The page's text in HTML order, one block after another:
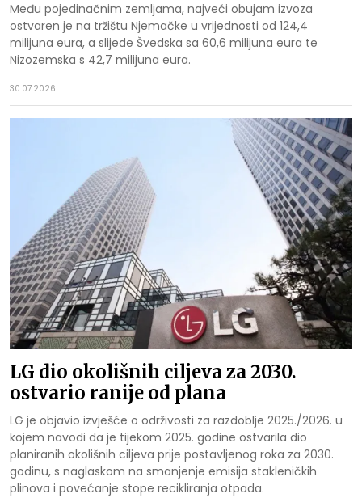
Među pojedinačnim zemljama, najveći obujam izvoza
ostvaren je na tržištu Njemačke u vrijednosti od 124,4
milijuna eura, a slijede Švedska sa 60,6 milijuna eura te
Nizozemska s 42,7 milijuna eura.
30.07.2026.
LG dio okolišnih ciljeva za 2030.
ostvario ranije od plana
LG je objavio izvješće o održivosti za razdoblje 2025./2026. u
kojem navodi da je tijekom 2025. godine ostvarila dio
planiranih okolišnih ciljeva prije postavljenog roka za 2030.
godinu, s naglaskom na smanjenje emisija stakleničkih
plinova i povećanje stope recikliranja otpada.